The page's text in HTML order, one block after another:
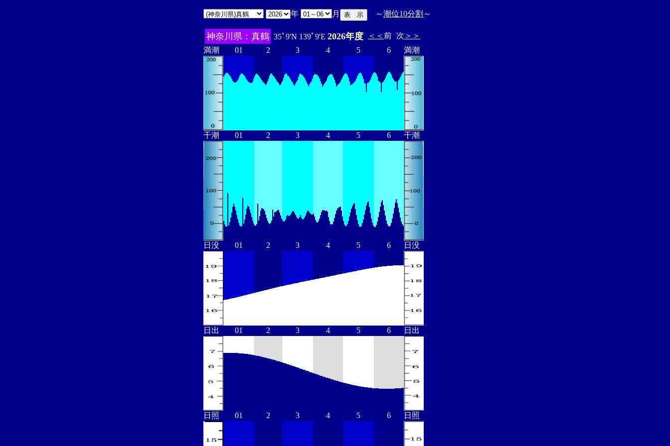
年 月 ～潮位10分割 ～
神奈川県：真鶴 35ﾟ9'N 139ﾟ9'E 2026年度 ＜＜ 前 次 ＞＞
満潮
01 2 3 4 5 6 満潮
干潮 01 2 3 4 5 6 干潮
日没 01 2 3 4 5 6 日没
日出 01 2 3 4 5 6 日出
日照 01 2 3 4 5 6 日照